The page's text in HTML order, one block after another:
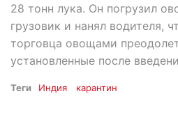
28 тонн лука. Он погрузил
грузовик и нанял водителя,
торговца овощами
установленные после
Теги Индия карантин